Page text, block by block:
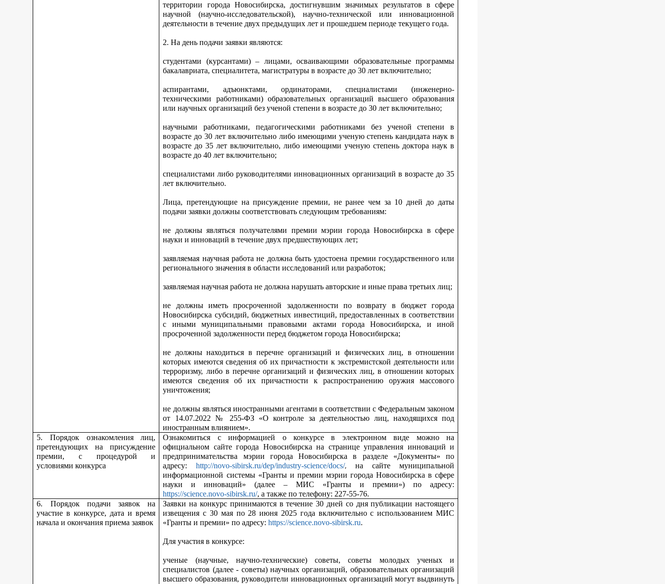
территории города Новосибирска, достигнувшим значимых результатов в сфере
научной (научно-исследовательской), научно-технической или инновационной
деятельности в течение двух предыдущих лет и прошедшем периоде текущего года.
2. На день подачи заявки являются:
студентами (курсантами) – лицами, осваивающими образовательные программы
бакалавриата, специалитета, магистратуры в возрасте до 30 лет включительно;
аспирантами, адъюнктами, ординаторами, специалистами (инженерно-
техническими работниками) образовательных организаций высшего образования
или научных организаций без ученой степени в возрасте до 30 лет включительно;
научными работниками, педагогическими работниками без ученой степени в
возрасте до 30 лет включительно либо имеющими ученую степень кандидата наук в
возрасте до 35 лет включительно, либо имеющими ученую степень доктора наук в
возрасте до 40 лет включительно;
специалистами либо руководителями инновационных организаций в возрасте до 35
лет включительно.
Лица, претендующие на присуждение премии, не ранее чем за 10 дней до даты
подачи заявки должны соответствовать следующим требованиям:
не должны являться получателями премии мэрии города Новосибирска в сфере
науки и инноваций в течение двух предшествующих лет;
заявляемая научная работа не должна быть удостоена премии государственного или
регионального значения в области исследований или разработок;
заявляемая научная работа не должна нарушать авторские и иные права третьих лиц;
не должны иметь просроченной задолженности по возврату в бюджет города
Новосибирска субсидий, бюджетных инвестиций, предоставленных в соответствии
с иными муниципальными правовыми актами города Новосибирска, и иной
просроченной задолженности перед бюджетом города Новосибирска;
не должны находиться в перечне организаций и физических лиц, в отношении
которых имеются сведения об их причастности к экстремистской деятельности или
терроризму, либо в перечне организаций и физических лиц, в отношении которых
имеются сведения об их причастности к распространению оружия массового
уничтожения;
не должны являться иностранными агентами в соответствии с Федеральным законом
от 14.07.2022 № 255-ФЗ «О контроле за деятельностью лиц, находящихся под
иностранным влиянием».
5. Порядок ознакомления лиц,
претендующих на присуждение
премии, с процедурой и
условиями конкурса
Ознакомиться с информацией о конкурсе в электронном виде можно на
официальном сайте города Новосибирска на странице управления инноваций и
предпринимательства мэрии города Новосибирска в разделе «Документы» по
адресу:http://novo-sibirsk.ru/dep/industry-science/docs/,на сайте муниципальной
информационной системы «Гранты и премии мэрии города Новосибирска в сфере
науки и инноваций» (далее – МИС «Гранты и премии») по адресу:
https://science.novo-sibirsk.ru/, а также по телефону: 227-55-76.
6. Порядок подачи заявок на
участие в конкурсе, дата и время
начала и окончания приема заявок
Заявки на конкурс принимаются в течение 30 дней со дня публикации настоящего
извещения с 30 мая по 28 июня 2025 года включительно с использованием МИС
«Гранты и премии» по адресу:https://science.novo-sibirsk.ru.
Для участия в конкурсе:
ученые (научные, научно-технические) советы, советы молодых ученых и
специалистов (далее - советы) научных организаций, образовательных организаций
высшего образования, руководители инновационных организаций могут выдвинуть